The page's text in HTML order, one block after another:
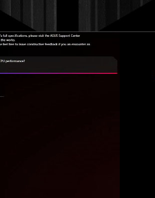
Video Player